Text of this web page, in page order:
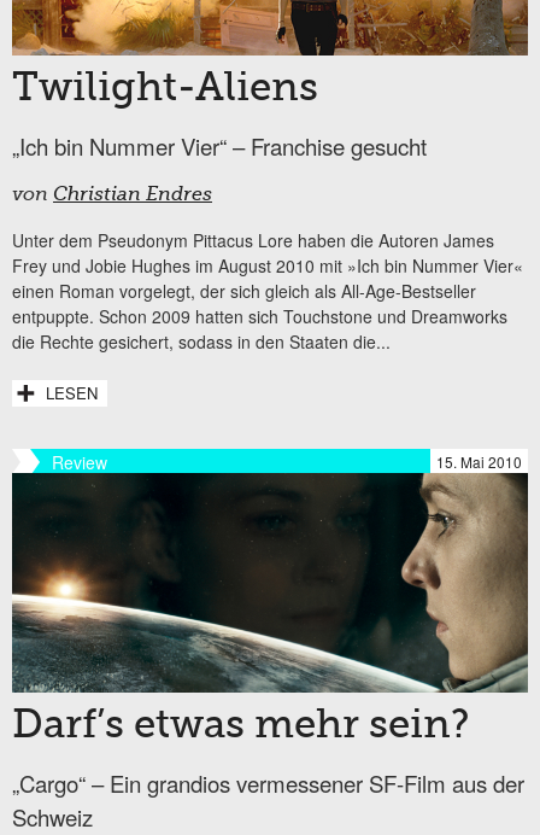
Twilight-Aliens
„Ich bin Nummer Vier“ – Franchise gesucht
von Christian Endres
Unter dem Pseudonym Pittacus Lore haben die Autoren James
Frey und Jobie Hughes im August 2010 mit »Ich bin Nummer Vier«
einen Roman vorgelegt, der sich gleich als All-Age-Bestseller
entpuppte. Schon 2009 hatten sich Touchstone und Dreamworks
die Rechte gesichert, sodass in den Staaten die...
LESEN
Review 15. Mai 2010
Darf’s etwas mehr sein?
„Cargo“ – Ein grandios vermessener SF-Film aus der
Schweiz